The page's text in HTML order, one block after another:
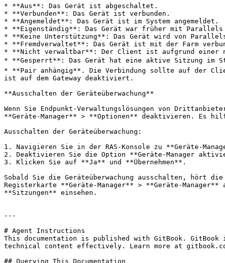
* **Aus**: Das Gerät ist abgeschaltet.
* **Verbunden**: Das Gerät ist verbunden.
* **Angemeldet**: Das Gerät ist im System angemeldet.
* **Eigenständig**: Das Gerät war früher mit Parallels
* **Keine Unterstützung**: Das Gerät wird von
* **Fremdverwaltet**: Das Gerät ist mit der Farm
* **Nicht verwaltbar**: Der Client ist aufgrund einer
* **Gesperrt**: Das Gerät hat eine aktive Sitzung im
* **Pair anhängig**. Die Verbindung sollte auf der
ist auf dem Gateway deaktiviert.
**Ausschalten der Geräteüberwachung**
Wenn Sie Endpunkt-Verwaltungslösungen von
**Geräte-Manager** > **Optionen** deaktivieren. Es
Ausschalten der Geräteüberwachung:
1. Navigieren Sie in der RAS-Konsole zu **Geräte-
2. Deaktivieren Sie die Option **Geräte-Manager
3. Klicken Sie auf **Ja** und **Übernehmen**.
Sobald Sie die Geräteüberwachung ausschalten, hört
Registerkarte **Geräte-Manager** > **Geräte-
**Sitzungen** einsehen.
---
# Agent Instructions
This documentation is published with GitBook.
technical content effectively. Learn more at
## Querying This Documentation